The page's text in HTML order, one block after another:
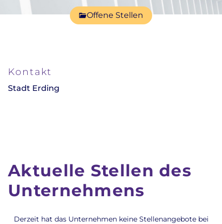
Offene Stellen
Kontakt
Stadt Erding
Aktuelle Stellen des
Unternehmens
Derzeit hat das Unternehmen keine Stellenangebote bei